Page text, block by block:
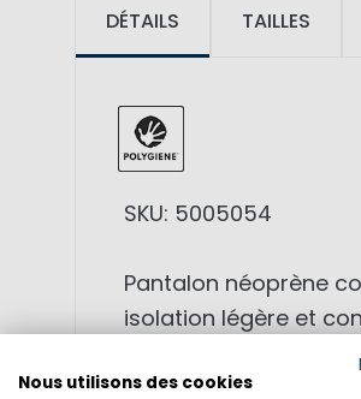
DÉTAILS
SKU: 5005054
Pantalon néoprène
isolation légère et
d’une utilisation
TAILLES
Nous utilisons des cookies